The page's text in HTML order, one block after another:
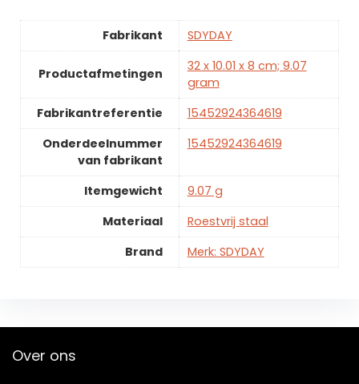
Fabrikant SDYDAY
Productafmetingen
32 x 10.01 x 8 cm; 9.07
gram
Fabrikantreferentie
15452924364619
Onderdeelnummer
van fabrikant
15452924364619
Itemgewicht
9.07 g
Materiaal
Roestvrij staal
Brand
Merk: SDYDAY
Over ons